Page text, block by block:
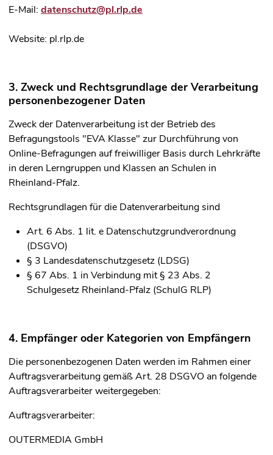
E-Mail: datenschutz@pl.rlp.de
Website: pl.rlp.de
3. Zweck und Rechtsgrundlage der Verarbeitung
personenbezogener Daten
Zweck der Datenverarbeitung ist der Betrieb des
Befragungstools "EVA Klasse" zur Durchführung von
Online-Befragungen auf freiwilliger Basis durch Lehrkräfte
in deren Lerngruppen und Klassen an Schulen in
Rheinland-Pfalz.
Rechtsgrundlagen für die Datenverarbeitung sind
Art. 6 Abs. 1 lit. e Datenschutzgrundverordnung
(DSGVO)
§ 3 Landesdatenschutzgesetz (LDSG)
§ 67 Abs. 1 in Verbindung mit § 23 Abs. 2
Schulgesetz Rheinland-Pfalz (SchulG RLP)
4. Empfänger oder Kategorien von Empfängern
Die personenbezogenen Daten werden im Rahmen einer
Auftragsverarbeitung gemäß Art. 28 DSGVO an folgende
Auftragsverarbeiter weitergegeben:
Auftragsverarbeiter:
OUTERMEDIA GmbH